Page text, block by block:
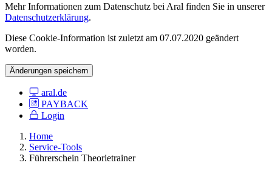
Mehr Informationen zum Datenschutz bei Aral finden Sie in unserer
Datenschutzerklärung.
Diese Cookie-Information ist zuletzt am 07.07.2020 geändert
worden.
Änderungen speichern
aral.de
PAYBACK
Login
Home
Service-Tools
Führerschein Theorietrainer